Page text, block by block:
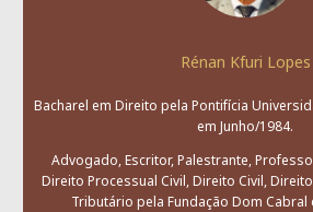
Rénan Kfuri Lopes
Bacharel em Direito pela Pontifícia
em Junho/1984.
Advogado, Escritor, Palestrante,
Direito Processual Civil, Direito Civil,
Tributário pela Fundação Dom Cabral